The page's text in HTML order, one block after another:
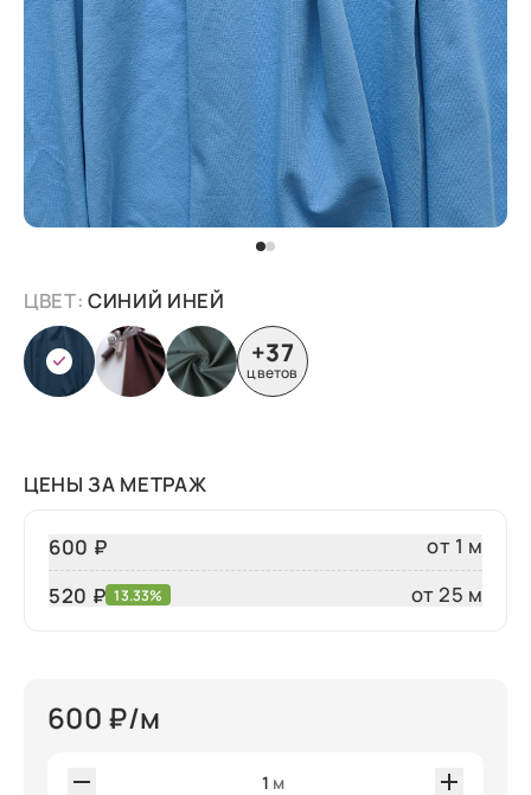
ЦВЕТ:СИНИЙ ИНЕЙ
+37
цветов
ЦЕНЫ ЗА МЕТРАЖ
600 ₽
от 1 м
520 ₽ 13.33% от 25 м
600 ₽/м
1 м